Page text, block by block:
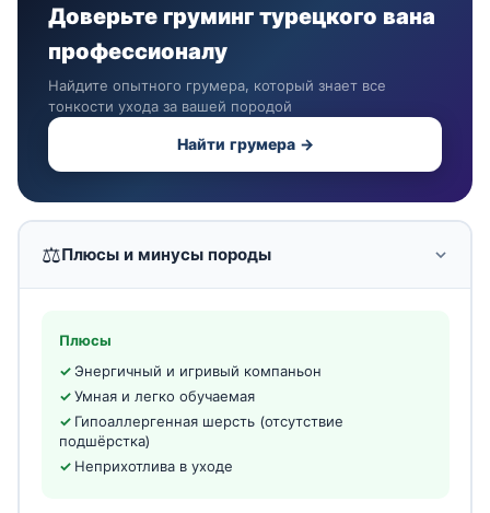
Доверьте груминг турецкого вана
профессионалу
Найдите опытного грумера, который знает все
тонкости ухода за вашей породой
Найти грумера →
⚖️Плюсы и минусы породы
Плюсы
Энергичный и игривый компаньон
Умная и легко обучаемая
Гипоаллергенная шерсть (отсутствие
подшёрстка)
Неприхотлива в уходе